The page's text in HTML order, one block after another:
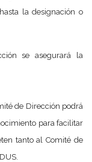
la designación o
se asegurará la
de Dirección podrá
para facilitar
tanto al Comité de